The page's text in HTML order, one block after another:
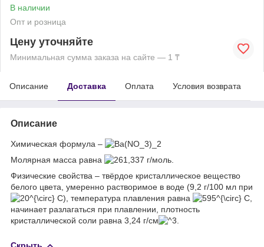
В наличии
Опт и розница
Цену уточняйте
Минимальная сумма заказа на сайте — 1 ₸
Описание Доставка Оплата Условия возврата
Описание
Химическая формула –
Молярная масса равна
г/моль.
Физические свойства – твёрдое кристаллическое вещество
белого цвета, умеренно растворимое в воде (9,2 г/100 мл при
), температура плавления равна
начинает разлагаться при плавлении, плотность
кристаллической соли равна 3,24 г/см
Скрыть